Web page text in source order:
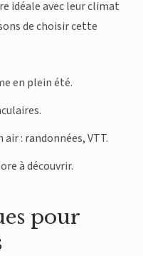
idéale avec leur climat
de choisir cette
en plein été.
: randonnées, VTT.
à découvrir.
pour